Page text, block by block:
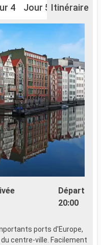
4 Jour 5 Jour 6
Itinéraire
Départ
20:00
ports d'Europe,
centre-ville. Facilement